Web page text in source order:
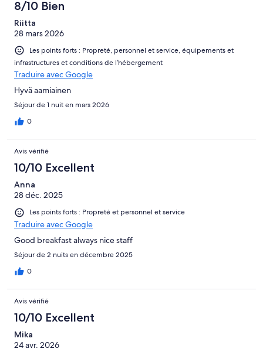
8/10 Bien
Riitta
28 mars 2026
Les points forts : Propreté, personnel et service, équipements et
infrastructures et conditions de l’hébergement
Traduire avec Google
Hyvä aamiainen
Séjour de 1 nuit en mars 2026
0
Avis vérifié
10/10 Excellent
Anna
28 déc. 2025
Les points forts : Propreté et personnel et service
Traduire avec Google
Good breakfast always nice staff
Séjour de 2 nuits en décembre 2025
0
Avis vérifié
10/10 Excellent
Mika
24 avr. 2026